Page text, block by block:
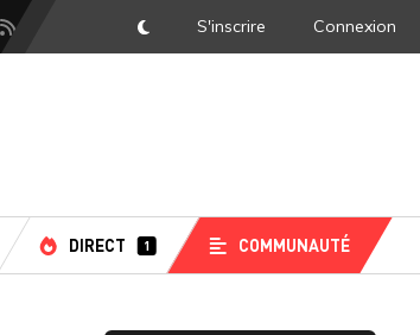
Flux RSS DarkMode
S'inscrire Connexion
DIRECT 1 COMMUNAUTÉ